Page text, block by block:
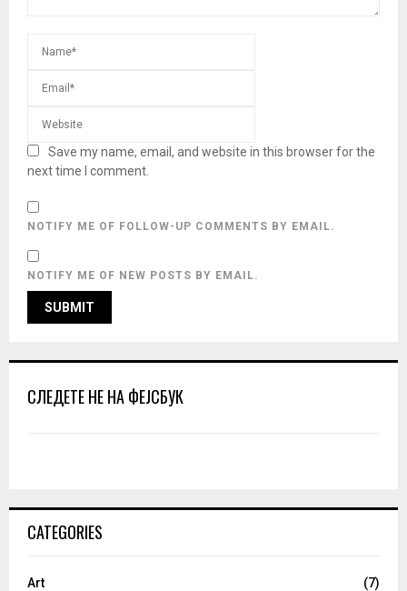
Save my name, email, and website in this browser for the
next time I comment.
NOTIFY ME OF FOLLOW-UP COMMENTS BY EMAIL.
NOTIFY ME OF NEW POSTS BY EMAIL.
СЛЕДЕТЕ НЕ НА ФЕЈСБУК
CATEGORIES
Art
(7)